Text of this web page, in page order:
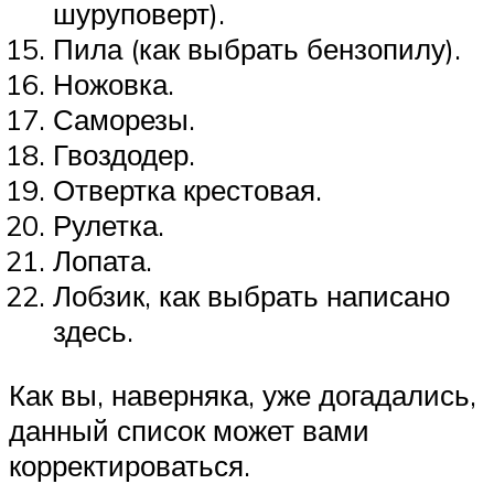
шуруповерт).
Пила (как выбрать бензопилу).
Ножовка.
Саморезы.
Гвоздодер.
Отвертка крестовая.
Рулетка.
Лопата.
Лобзик, как выбрать написано
здесь.
Как вы, наверняка, уже догадались,
данный список может вами
корректироваться.